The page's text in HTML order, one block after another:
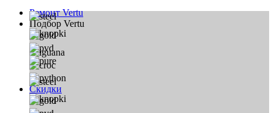
Ремонт Vertu
Подбор Vertu
Скидки